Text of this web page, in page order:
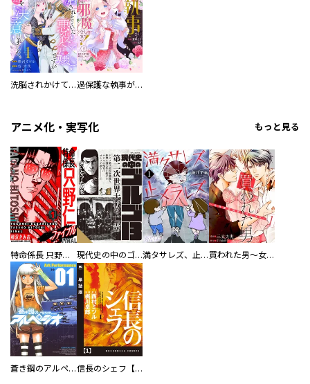
洗脳されかけていた悪役令嬢ですが家出を決意しました。【電子単行本版／特典おまけ付き】 過保護な執事が私の婚活を邪魔してきます！ 分冊版
アニメ化・実写化 もっと見る
特命係長 只野仁ファイナル 愛蔵版 現代史の中のゴルゴ13 満タサレズ、止メラレズ 買われた男～女性限定快感セラピスト～【描き下ろしおまけ付き特装版】
蒼き鋼のアルペジオ 信長のシェフ【単話版】